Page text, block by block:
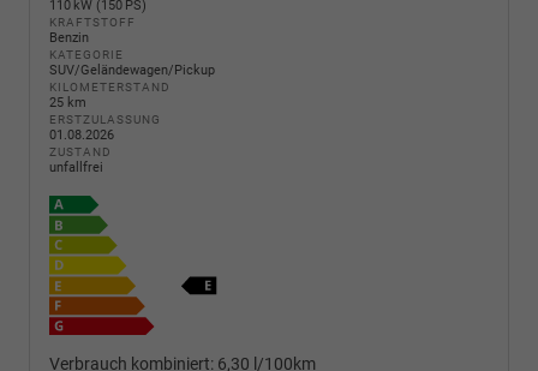
110 kW (150 PS)
KRAFTSTOFF
Benzin
KATEGORIE
SUV/Geländewagen/Pickup
KILOMETERSTAND
25 km
ERSTZULASSUNG
01.08.2026
ZUSTAND
unfallfrei
Verbrauch kombiniert: 6,30 l/100km